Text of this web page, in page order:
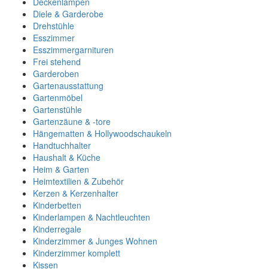
Diele & Garderobe
Drehstühle
Esszimmer
Esszimmergarnituren
Frei stehend
Garderoben
Gartenausstattung
Gartenmöbel
Gartenstühle
Gartenzäune & -tore
Hängematten & Hollywoodschaukeln
Handtuchhalter
Haushalt & Küche
Heim & Garten
Heimtextilien & Zubehör
Kerzen & Kerzenhalter
Kinderbetten
Kinderlampen & Nachtleuchten
Kinderregale
Kinderzimmer & Junges Wohnen
Kinderzimmer komplett
Kissen